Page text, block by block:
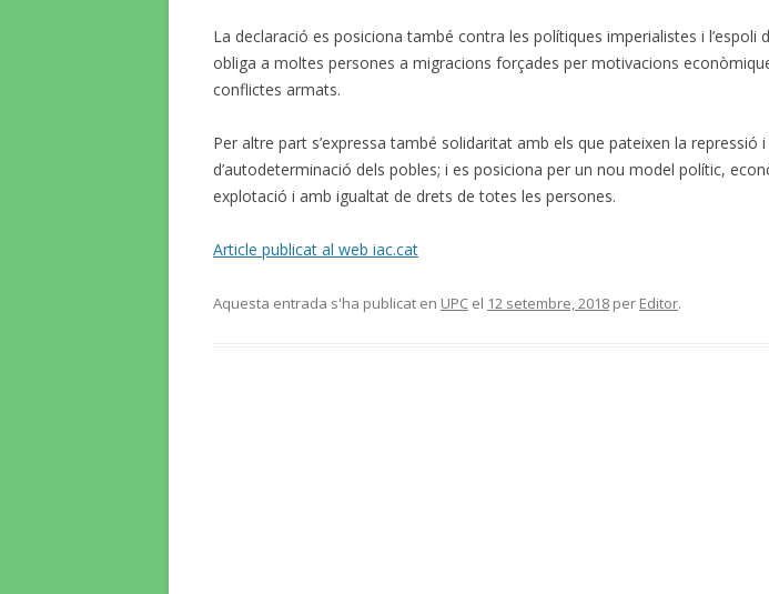
La declaració es posiciona també contra les polítiques imperialistes i l’espoli
obliga a moltes persones a migracions forçades per motivacions
conflictes armats.
Per altre part s’expressa també solidaritat amb els que pateixen la repressió
d’autodeterminació dels pobles; i es posiciona per un nou model polític,
explotació i amb igualtat de drets de totes les persones.
Article publicat al web iac.cat
Aquesta entrada s'ha publicat en UPC el 12 setembre, 2018 per Editor.